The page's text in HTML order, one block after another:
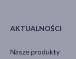
AKTUALNOŚCI
Nasze produkty